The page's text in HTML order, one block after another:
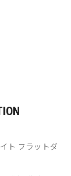
ト フラットダ